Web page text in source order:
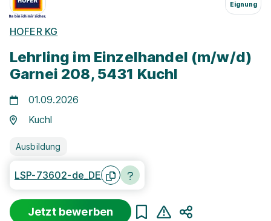
Eignung
HOFER KG
Lehrling im Einzelhandel (m/w/d)
Garnei 208, 5431 Kuchl
01.09.2026
Kuchl
Ausbildung
LSP-73602-de_DE
Jetzt bewerben